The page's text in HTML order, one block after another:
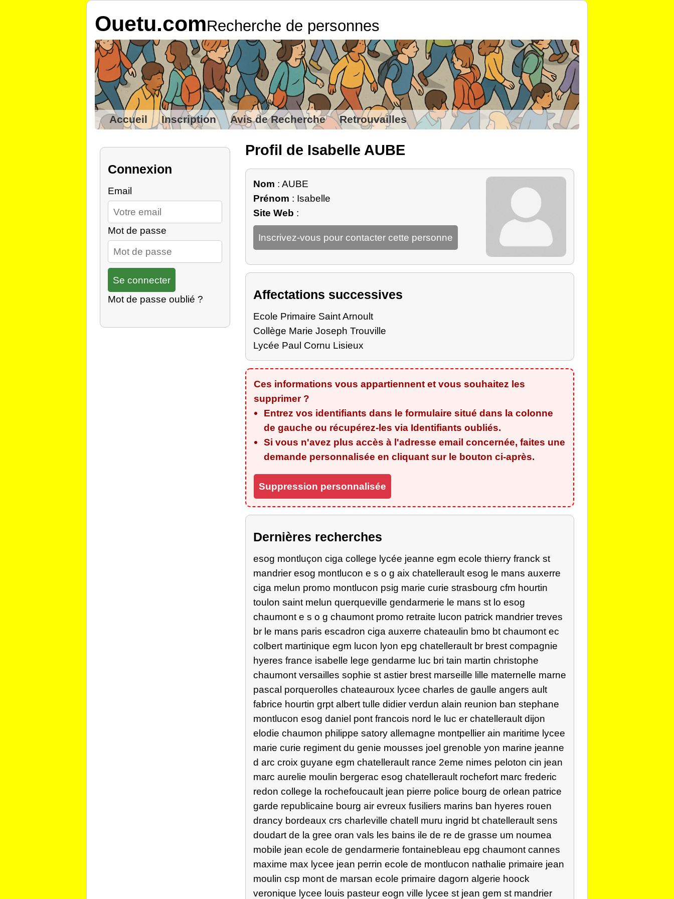
Ouetu.comRecherche de personnes
Accueil Inscription Avis de Recherche Retrouvailles
Connexion
Email
Mot de passe
Mot de passe oublié ?
Profil de Isabelle AUBE
Nom : AUBE
Prénom : Isabelle
Site Web :
Inscrivez-vous pour contacter cette personne
Affectations successives
Ecole Primaire Saint Arnoult
Collège Marie Joseph Trouville
Lycée Paul Cornu Lisieux
Ces informations vous appartiennent et vous souhaitez les
supprimer ?
Entrez vos identifiants dans le formulaire situé dans la colonne
de gauche ou récupérez-les via Identifiants oubliés.
Si vous n'avez plus accès à l'adresse email concernée, faites une
demande personnalisée en cliquant sur le bouton ci-après.
Suppression personnalisée
Dernières recherches
esog montluçon ciga college lycée jeanne egm ecole thierry franck st
mandrier esog montlucon e s o g aix chatellerault esog le mans auxerre
ciga melun promo montlucon psig marie curie strasbourg cfm hourtin
toulon saint melun querqueville gendarmerie le mans st lo esog
chaumont e s o g chaumont promo retraite lucon patrick mandrier treves
br le mans paris escadron ciga auxerre chateaulin bmo bt chaumont ec
colbert martinique egm lucon lyon epg chatellerault br brest compagnie
hyeres france isabelle lege gendarme luc bri tain martin christophe
chaumont versailles sophie st astier brest marseille lille maternelle marne
pascal porquerolles chateauroux lycee charles de gaulle angers ault
fabrice hourtin grpt albert tulle didier verdun alain reunion ban stephane
montlucon esog daniel pont francois nord le luc er chatellerault dijon
elodie chaumon philippe satory allemagne montpellier ain maritime lycee
marie curie regiment du genie mousses joel grenoble yon marine jeanne
d arc croix guyane egm chatellerault rance 2eme nimes peloton cin jean
marc aurelie moulin bergerac esog chatellerault rochefort marc frederic
redon college la rochefoucault jean pierre police bourg de orlean patrice
garde republicaine bourg air evreux fusiliers marins ban hyeres rouen
drancy bordeaux crs charleville chatell muru ingrid bt chatellerault sens
doudart de la gree oran vals les bains ile de re de grasse um noumea
mobile jean ecole de gendarmerie fontainebleau epg chaumont cannes
maxime max lycee jean perrin ecole de montlucon nathalie primaire jean
moulin csp mont de marsan ecole primaire dagorn algerie hoock
veronique lycee louis pasteur eogn ville lycee st jean gem st mandrier